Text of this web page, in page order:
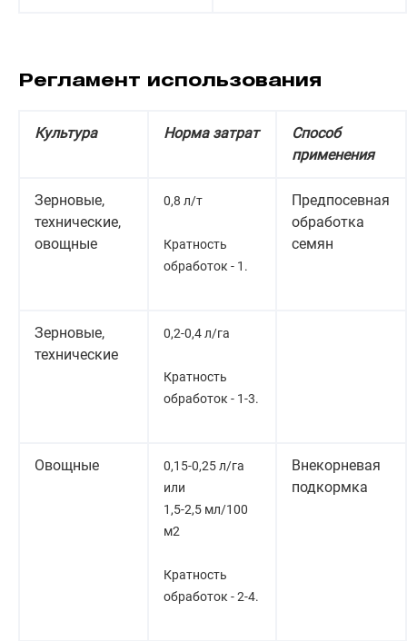
Регламент использования
Культура Норма затрат
Способ
применения
Зерновые,
технические,
овощные
0,8 л/т
Кратность
обработок - 1.
Предпосевная
обработка
семян
Зерновые,
технические
0,2-0,4 л/га
Кратность
обработок - 1-3.
Овощные
0,15-0,25 л/га
или
1,5-2,5 мл/100
м2
Кратность
обработок - 2-4.
Внекорневая
подкормка